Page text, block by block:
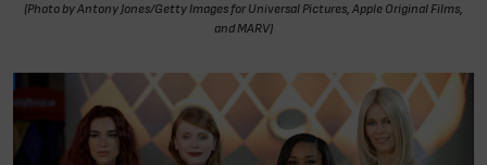
(Photo by Antony Jones/Getty Images for Universal Pictures, Apple Original Films,
and MARV)